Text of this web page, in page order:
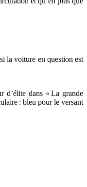
la voiture en question est
d’élite dans « La grande
: bleu pour le versant